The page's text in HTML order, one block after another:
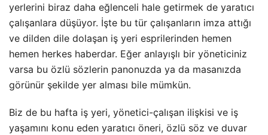
yerlerini biraz daha eğlenceli hale getirmek de yaratıcı
çalışanlara düşüyor. İşte bu tür çalışanların imza attığı
ve dilden dile dolaşan iş yeri esprilerinden hemen
hemen herkes haberdar. Eğer anlayışlı bir yöneticiniz
varsa bu özlü sözlerin panonuzda ya da masanızda
görünür şekilde yer alması bile mümkün.
Biz de bu hafta iş yeri, yönetici-çalışan ilişkisi ve iş
yaşamını konu eden yaratıcı öneri, özlü söz ve duvar